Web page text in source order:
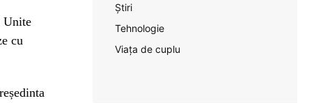
Unite
cu
Știri
Tehnologie
Viața de cuplu